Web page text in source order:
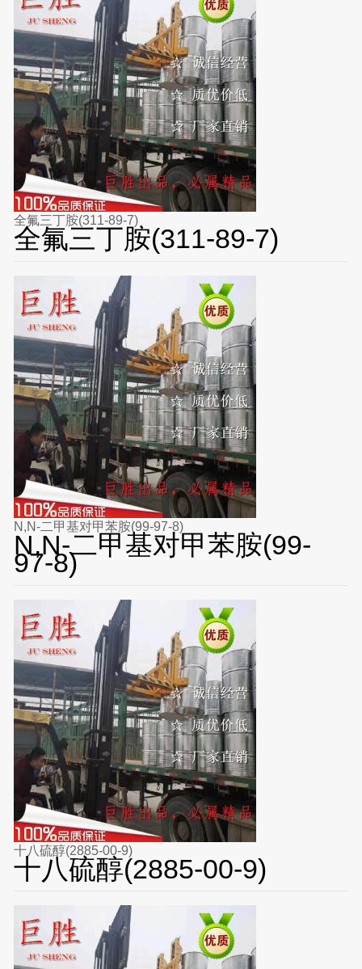
全氟三丁胺(311-89-7)
全氟三丁胺(311-89-7)
N,N-二甲基对甲苯胺(99-97-8)
N,N-二甲基对甲苯胺(99-
97-8)
十八硫醇(2885-00-9)
十八硫醇(2885-00-9)